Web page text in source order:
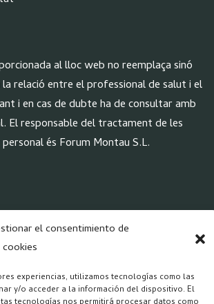
el consentimiento de
experiencias, utilizamos tecnologías como las
y/o acceder a la información del dispositivo. El
al lloc web no reemplaça sinó
relació entre el professional de salut i el
i en cas de dubte ha de consultar amb
El responsable del tractament de les
és Forum Montau S.L.